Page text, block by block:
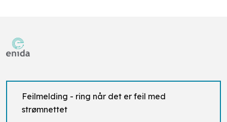
Feilmelding - ring når det er feil med
strømnettet